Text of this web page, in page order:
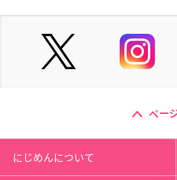
ペー
にじめんについて